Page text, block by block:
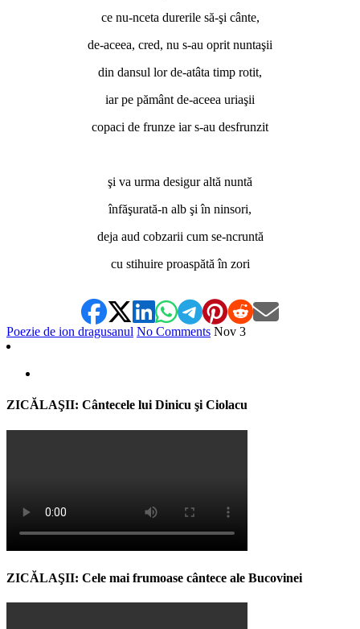
ce nu-nceta durerile să-şi cânte,
de-aceea, cred, nu s-au oprit nuntaşii
din dansul lor de-atâta timp rotit,
iar pe pământ de-aceea uriaşii
copaci de frunze iar s-au desfrunzit
şi va urma desigur altă nuntă
înfăşurată-n alb şi în ninsori,
deja aud cobzarii cum se-ncruntă
cu stihuire proaspătă în zori
Poezie de ion dragusanul No Comments Nov 3
ZICĂLAŞII: Cântecele lui Dinicu şi Ciolacu
ZICĂLAŞII: Cele mai frumoase cântece ale Bucovinei